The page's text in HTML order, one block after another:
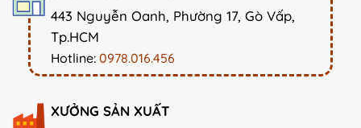
443 Nguyễn Oanh, Phường 17, Gò Vấp,
Tp.HCM
Hotline: 0978.016.456
XƯỞNG SẢN XUẤT